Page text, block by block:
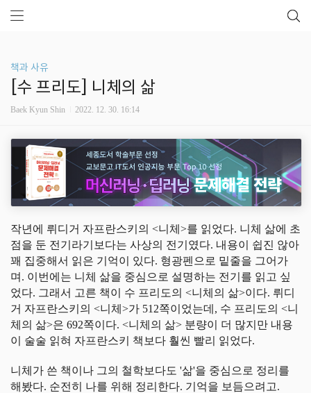
책과 사유
[수 프리도] 니체의 삶
Baek Kyun Shin 2022. 12. 30. 16:14
작년에 뤼디거 자프란스키의 <니체>를 읽었다. 니체 삶에 초
점을 둔 전기라기보다는 사상의 전기였다. 내용이 쉽진 않아
꽤 집중해서 읽은 기억이 있다. 형광펜으로 밑줄을 그어가
며. 이번에는 니체 삶을 중심으로 설명하는 전기를 읽고 싶
었다. 그래서 고른 책이 수 프리도의 <니체의 삶>이다. 뤼디
거 자프란스키의 <니체>가 512쪽이었는데, 수 프리도의 <니
체의 삶>은 692쪽이다. <니체의 삶> 분량이 더 많지만 내용
이 술술 읽혀 자프란스키 책보다 훨씬 빨리 읽었다.
니체가 쓴 책이나 그의 철학보다도 '삶'을 중심으로 정리를
해봤다. 순전히 나를 위해 정리한다. 기억을 보듬으려고.